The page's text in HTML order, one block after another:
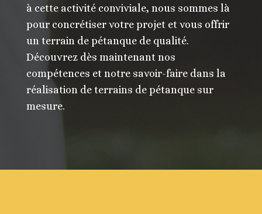
à cette activité conviviale, nous sommes là
pour concrétiser votre projet et vous offrir
un terrain de pétanque de qualité.
Découvrez dès maintenant nos
compétences et notre savoir-faire dans la
réalisation de terrains de pétanque sur
mesure.